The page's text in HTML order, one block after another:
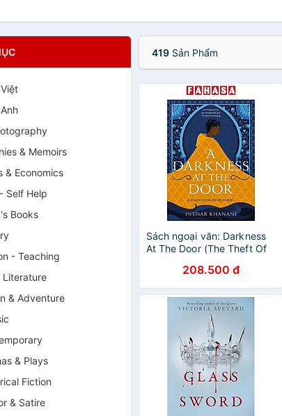
& Memoirs
& Economics
Self Help
Books
- Teaching
Literature
& Adventure
& Plays
Fiction
& Satire
419Sản Phẩm
Sách ngoại văn: Darkness
At The Door (The Theft Of
208.500 đ